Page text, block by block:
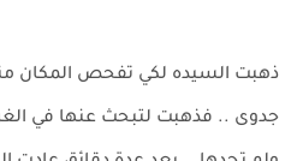
ذهبت السيده لكي تفحص المكان
جدوى .. فذهبت لتبحث عنها في